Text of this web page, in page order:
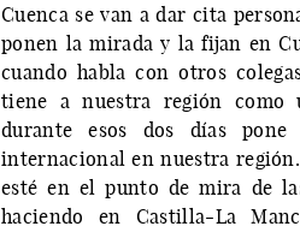
Cuenca se van a dar cita
ponen la mirada y la fijan en
cuando habla con otros
tiene a nuestra región como
durante esos dos días
internacional en nuestra región.
esté en el punto de mira de
haciendo en Castilla-La